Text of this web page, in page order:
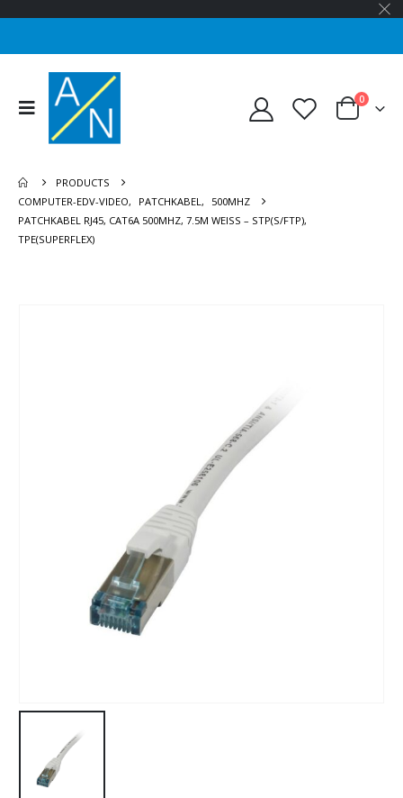
0
PRODUCTS
COMPUTER-EDV-VIDEO, PATCHKABEL,
500MHZ
PATCHKABEL RJ45, CAT6A 500MHZ, 7.5M WEISS – STP(S/FTP),
TPE(SUPERFLEX)